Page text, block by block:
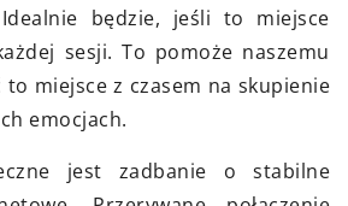
będzie, jeśli to miejsce
sesji. To pomoże naszemu
to miejsce z czasem na skupienie
emocjach.
jest zadbanie o stabilne